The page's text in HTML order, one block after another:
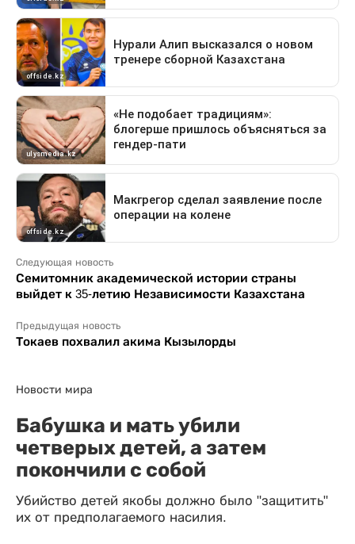
Следующая новость
Семитомник академической истории страны
выйдет к 35-летию Независимости Казахстана
Предыдущая новость
Токаев похвалил акима Кызылорды
Новости мира
Бабушка и мать убили
четверых детей, а затем
покончили с собой
Убийство детей якобы должно было "защитить"
их от предполагаемого насилия.